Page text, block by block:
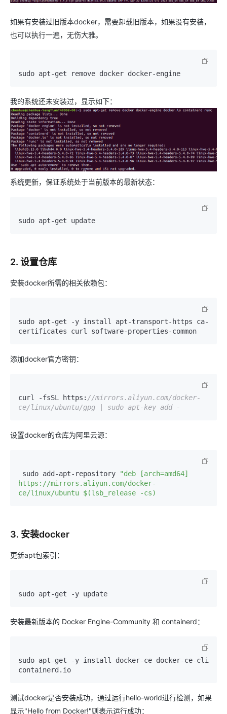
如果有安装过旧版本docker，需要卸载旧版本，如果没有安装，
也可以执行一遍，无伤大雅。
sudo apt-get remove docker docker-engine
我的系统还未安装过，显示如下：
系统更新，保证系统处于当前版本的最新状态：
sudo apt-get update
2. 设置仓库
安装docker所需的相关依赖包：
sudo apt-get -y install apt-transport-https ca-
certificates curl software-properties-common
添加docker官方密钥：
curl -fsSL https: //mirrors.aliyun.com/docker-
ce/linux/ubuntu/gpg | sudo apt-key add -
设置docker的仓库为阿里云源：
sudo add-apt-repository
"deb [arch=amd64]
https://mirrors.aliyun.com/docker-
ce/linux/ubuntu $(lsb_release -cs)
3. 安装docker
更新apt包索引：
sudo apt-get -y update
安装最新版本的 Docker Engine-Community 和 containerd：
sudo apt-get -y install docker-ce docker-ce-cli
containerd.io
测试docker是否安装成功，通过运行hello-world进行检测，如果
显示"Hello from Docker!"则表示运行成功：